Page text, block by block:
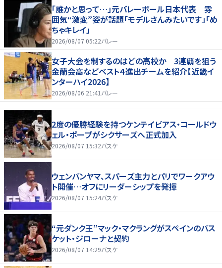
「誰かと思って…」元バレーボール日本代表 雰
囲気“激変”姿が話題「モデルさんみたいです」「め
ちゃキレイ」
2026/08/07 05:22バレー
女子大会を制するのはどの高校か 3連覇を狙う
金蘭会高などベスト４進出チームを紹介【近畿イ
ンターハイ2026】
2026/08/06 21:41 バレー
2度の優勝経験を持つケンテイビアス・コールドウ
ェル・ポープがシクサーズへ正式加入
2026/08/07 15:32バスケ
ウェンバンヤマ、スパーズ主力とパリでワークアウ
ト開催…オフにリーダーシップを発揮
2026/08/07 15:24バスケ
“元ダンク王”マック・マクラングがスペインのバス
ケット・ジローナと契約
2026/08/07 14:29バスケ